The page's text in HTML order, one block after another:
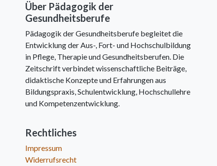
Über Pädagogik der
Gesundheitsberufe
Pädagogik der Gesundheitsberufe begleitet die
Entwicklung der Aus-, Fort- und Hochschulbildung
in Pflege, Therapie und Gesundheitsberufen. Die
Zeitschrift verbindet wissenschaftliche Beiträge,
didaktische Konzepte und Erfahrungen aus
Bildungspraxis, Schulentwicklung, Hochschullehre
und Kompetenzentwicklung.
Rechtliches
Impressum
Widerrufsrecht